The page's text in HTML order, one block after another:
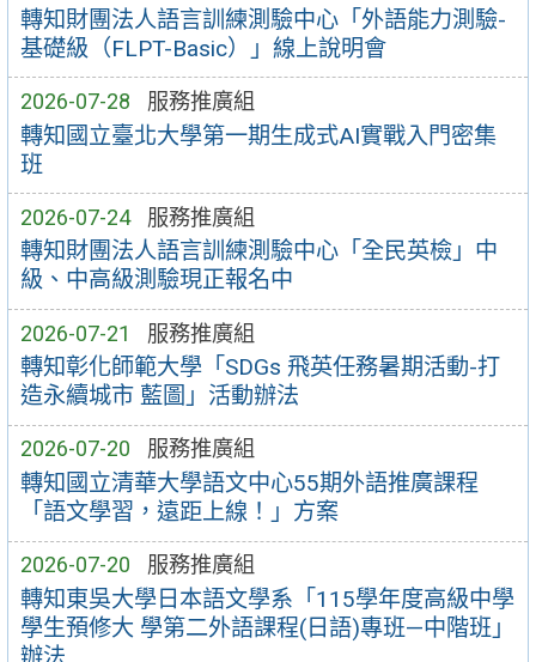
轉知財團法人語言訓練測驗中心「外語能力測驗-
基礎級（FLPT-Basic）」線上說明會
2026-07-28 服務推廣組
轉知國立臺北大學第一期生成式AI實戰入門密集
班
2026-07-24 服務推廣組
轉知財團法人語言訓練測驗中心「全民英檢」中
級、中高級測驗現正報名中
2026-07-21 服務推廣組
轉知彰化師範大學「SDGs 飛英任務暑期活動-打
造永續城市 藍圖」活動辦法
2026-07-20 服務推廣組
轉知國立清華大學語文中心55期外語推廣課程
「語文學習，遠距上線！」方案
2026-07-20 服務推廣組
轉知東吳大學日本語文學系「115學年度高級中學
學生預修大 學第二外語課程(日語)專班—中階班」
辦法